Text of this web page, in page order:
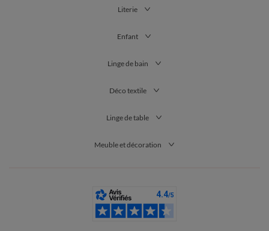
Literie
Enfant
Linge de bain
Déco textile
Linge de table
Meuble et décoration